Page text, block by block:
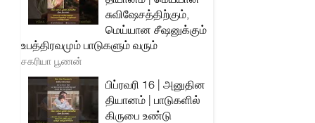
சுவிஷேசத்திற்கும்,
மெய்யான சீஷனுக்கும்
உபத்திரவமும் பாடுகளும் வரும்
சகரியா பூணன்
பிப்ரவரி 16 | அனுதின
தியானம் | பாடுகளில்
கிருபை உண்டு